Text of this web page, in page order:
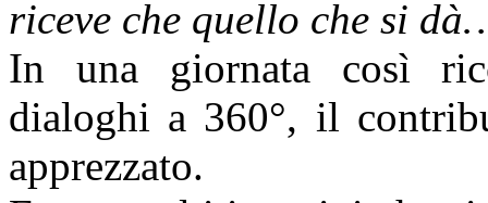
riceve che quello che si
In una giornata così
dialoghi a 360°, il
apprezzato.